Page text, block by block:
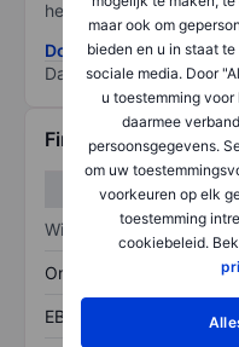
maar ook om
bieden en u in staat
sociale media. Door
u toestemming
daarmee
persoonsgegevens.
om uw
voorkeuren op elk
toestemming
cookiebeleid.
het grootste risico).
Download de ESG-
Data provided by
Financiële gegevens
Winst/verlies
Omzet
EBITDA